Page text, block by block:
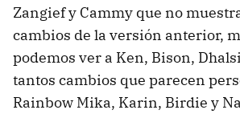
Zangief y Cammy que no
cambios de la versión anterior,
podemos ver a Ken, Bison,
tantos cambios que parecen
Rainbow Mika, Karin, Birdie y